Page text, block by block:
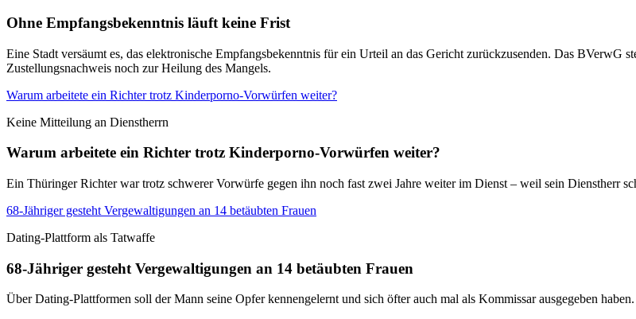
Ohne Empfangsbekenntnis läuft keine Frist
Eine Stadt versäumt es, das elektronische Empfangsbekenntnis für ein Urteil an das Gericht zurückzusenden. Das BVerwG
Zustellungsnachweis noch zur Heilung des Mangels.
Warum arbeitete ein Richter trotz Kinderporno-Vorwürfen weiter?
Keine Mitteilung an Dienstherrn
Warum arbeitete ein Richter trotz Kinderporno-Vorwürfen weiter?
Ein Thüringer Richter war trotz schwerer Vorwürfe gegen ihn noch fast zwei Jahre weiter im Dienst – weil sein Dienstherr
68-Jähriger gesteht Vergewaltigungen an 14 betäubten Frauen
Dating-Plattform als Tatwaffe
68-Jähriger gesteht Vergewaltigungen an 14 betäubten Frauen
Über Dating-Plattformen soll der Mann seine Opfer kennengelernt und sich öfter auch mal als Kommissar ausgegeben